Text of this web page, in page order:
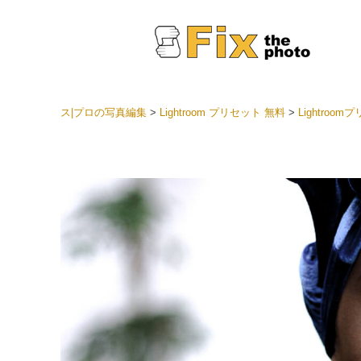
結婚式
ョン全
ベス
セット
モバ
ン
ス|プロの写真編集> Lightroom プリセット 無料> Lightroomプ